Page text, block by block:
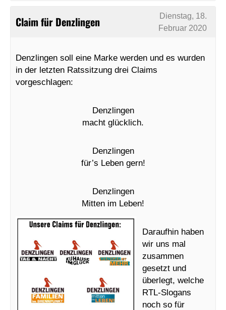
Claim für Denzlingen
Dienstag, 18.
Februar 2020
Denzlingen soll eine Marke werden und es wurden
in der letzten Ratssitzung drei Claims
vorgeschlagen:
Denzlingen
macht glücklich.
Denzlingen
für’s Leben gern!
Denzlingen
Mitten im Leben!
Daraufhin haben
wir uns mal
zusammen
gesetzt und
überlegt, welche
RTL-Slogans
noch so für